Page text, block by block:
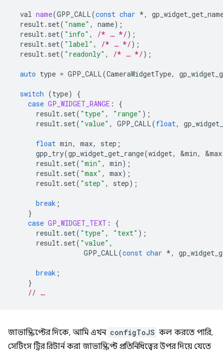
val name(GPP_CALL(const char *,
result. set( "name" , name);
result. set( "info" , /* … */);
result. set( "label" , /* … */);
result. set( "readonly" , /* … */);
auto type = GPP_CALL(CameraWidgetType,
switch (type)
{
case GP_WIDGET_RANGE :
{
result. set( "type" , "range" );
result. set( "value" , GPP_CALL(float,
float min, max, step ;
gpp_try(gp_widget_get_range(widget, &min, &max
result. set( "min" , min);
result. set( "max" , max);
result. set( "step" , step);
break ;
}
case GP_WIDGET_TEXT :
{
result. set( "type" , "text" );
result. set( "value" ,
GPP_CALL(const char *,
break ;
}
// …
জাভাস্ক্রিপ্টের দিকে, আমি এখন configToJS কল করতে পারি,
সেটিংস ট্রির রিটার্ন করা জাভাস্ক্রিপ্ট প্রতিনিধিত্বের উপর দিয়ে যেতে